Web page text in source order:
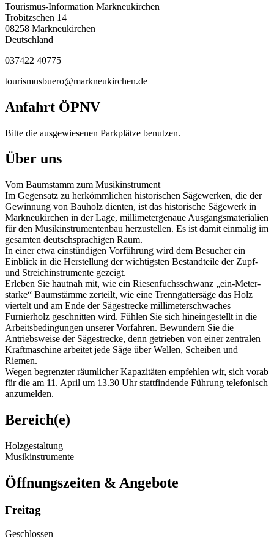
Tourismus-Information Markneukirchen
Trobitzschen 14
08258 Markneukirchen
Deutschland
037422 40775
tourismusbuero@markneukirchen.de
Anfahrt ÖPNV
Bitte die ausgewiesenen Parkplätze benutzen.
Über uns
Vom Baumstamm zum Musikinstrument
Im Gegensatz zu herkömmlichen historischen Sägewerken, die der
Gewinnung von Bauholz dienten, ist das historische Sägewerk in
Markneukirchen in der Lage, millimetergenaue Ausgangsmaterialien
für den Musikinstrumentenbau herzustellen. Es ist damit einmalig im
gesamten deutschsprachigen Raum.
In einer etwa einstündigen Vorführung wird dem Besucher ein
Einblick in die Herstellung der wichtigsten Bestandteile der Zupf-
und Streichinstrumente gezeigt.
Erleben Sie hautnah mit, wie ein Riesenfuchsschwanz „ein-Meter-
starke“ Baumstämme zerteilt, wie eine Trenngattersäge das Holz
viertelt und am Ende der Sägestrecke millimeterschwaches
Furnierholz geschnitten wird. Fühlen Sie sich hineingestellt in die
Arbeitsbedingungen unserer Vorfahren. Bewundern Sie die
Antriebsweise der Sägestrecke, denn getrieben von einer zentralen
Kraftmaschine arbeitet jede Säge über Wellen, Scheiben und
Riemen.
Wegen begrenzter räumlicher Kapazitäten empfehlen wir, sich vorab
für die am 11. April um 13.30 Uhr stattfindende Führung telefonisch
anzumelden.
Bereich(e)
Holzgestaltung
Musikinstrumente
Öffnungszeiten & Angebote
Freitag
Geschlossen